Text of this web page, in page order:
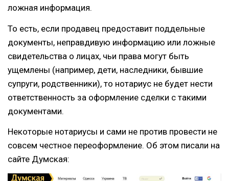
ложная информация.
То есть, если продавец предоставит поддельные
документы, неправдивую информацию или ложные
свидетельства о лицах, чьи права могут быть
ущемлены (например, дети, наследники, бывшие
супруги, родственники), то нотариус не будет нести
ответственность за оформление сделки с такими
документами.
Некоторые нотариусы и сами не против провести не
совсем честное переоформление. Об этом писали на
сайте Думская: